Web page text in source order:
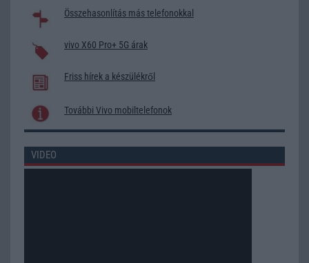
Összehasonlítás más telefonokkal
vivo X60 Pro+ 5G árak
Friss hírek a készülékről
További Vivo mobiltelefonok
VIDEO